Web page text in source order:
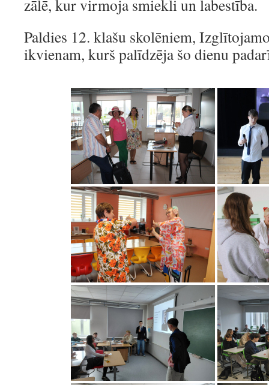
zālē, kur virmoja smiekli un labestība.
Paldies 12. klašu skolēniem,
ikvienam, kurš palīdzēja šo dienu